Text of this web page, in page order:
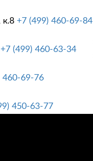
к.8 +7 (499) 460-69-84
+7 (499) 460-63-34
460-69-76
450-63-77